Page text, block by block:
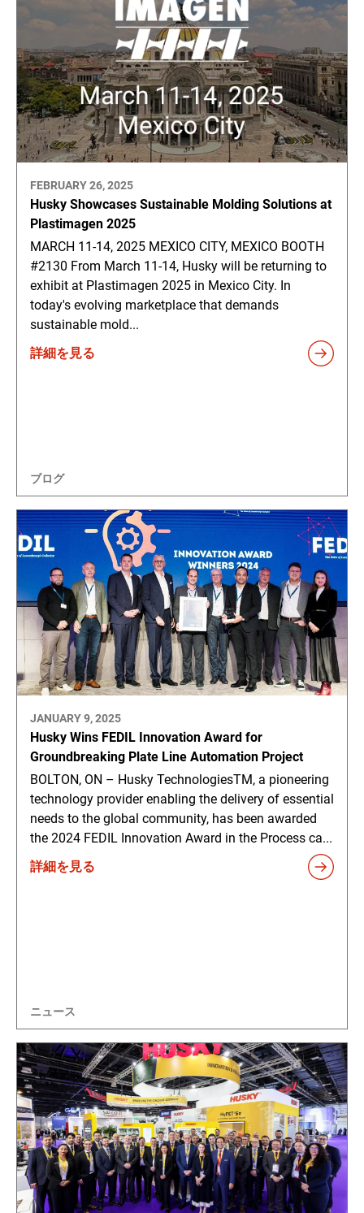
FEBRUARY 26, 2025
Husky Showcases Sustainable Molding Solutions at
Plastimagen 2025
MARCH 11-14, 2025 MEXICO CITY, MEXICO BOOTH
#2130 From March 11-14, Husky will be returning to
exhibit at Plastimagen 2025 in Mexico City. In
today's evolving marketplace that demands
sustainable mold...
詳細を見る
ブログ
JANUARY 9, 2025
Husky Wins FEDIL Innovation Award for
Groundbreaking Plate Line Automation Project
BOLTON, ON – Husky TechnologiesTM, a pioneering
technology provider enabling the delivery of essential
needs to the global community, has been awarded
the 2024 FEDIL Innovation Award in the Process ca...
詳細を見る
ニュース